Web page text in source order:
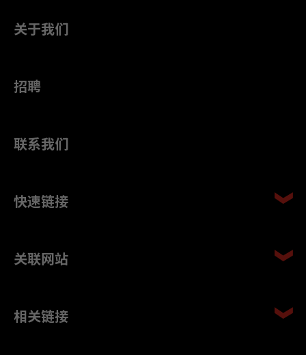
关于我们
招聘
联系我们
快速链接
关联网站
相关链接